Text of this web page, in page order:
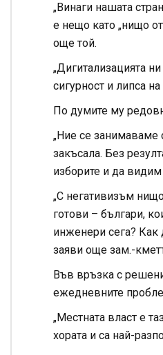
„Винаги нашата
е нещо като „нищо
още той.
„Дигитализацията
сигурност и липса
По думите му
„Ние се занимаваме
закъсала. Без
изборите и да
„С негативизъм
готови – българи,
инженери сега? Как
заяви още зам.-
Във връзка с
ежедневните
„Местната власт е
хората и са най-